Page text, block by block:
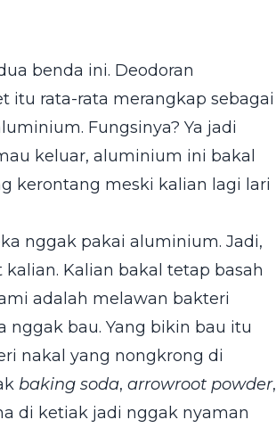
benda ini. Deodoran
itu rata-rata merangkap sebagai
Fungsinya? Ya jadi
keluar, aluminium ini bakal
kerontang meski kalian lagi lari
nggak pakai aluminium. Jadi,
Kalian bakal tetap basah
adalah melawan bakteri
nggak bau. Yang bikin bau itu
nakal yang nongkrong di
baking soda, arrowroot powder,
di ketiak jadi nggak nyaman